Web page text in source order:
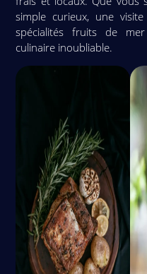
simple curieux, une
spécialités fruits de
culinaire inoubliable.